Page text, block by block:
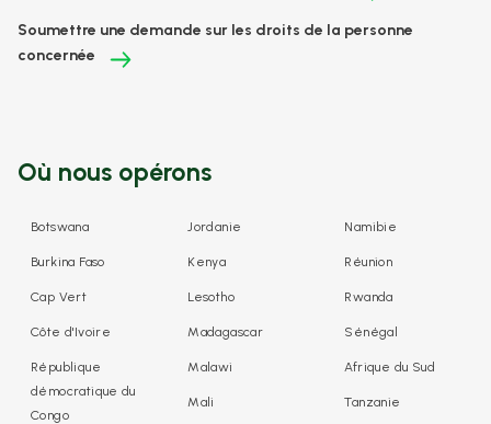
Soumettre une demande sur les droits de la personne
concernée
Où nous opérons
Botswana
Burkina Faso
Cap Vert
Côte d'Ivoire
République
démocratique du
Congo
Jordanie
Kenya
Lesotho
Madagascar
Malawi
Mali
Namibie
Réunion
Rwanda
Sénégal
Afrique du Sud
Tanzanie